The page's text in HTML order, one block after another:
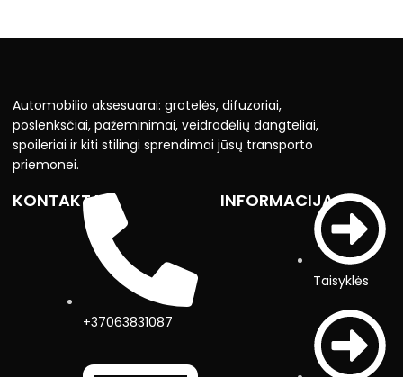
Automobilio aksesuarai: grotelės, difuzoriai,
poslenksčiai, pažeminimai, veidrodėlių dangteliai,
spoileriai ir kiti stilingi sprendimai jūsų transporto
priemonei.
KONTAKTAI
+37063831087
INFORMACIJA
Taisyklės